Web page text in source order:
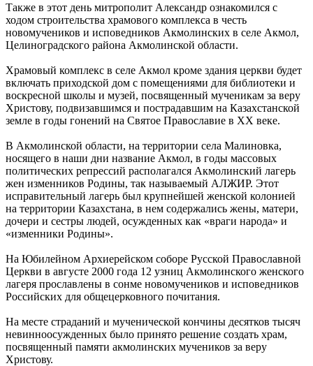
Также в этот день митрополит Александр ознакомился с
ходом строительства храмового комплекса в честь
новомучеников и исповедников Акмолинских в селе Акмол,
Целиноградского района Акмолинской области.
Храмовый комплекс в селе Акмол кроме здания церкви будет
включать приходской дом с помещениями для библиотеки и
воскресной школы и музей, посвященный мученикам за веру
Христову, подвизавшимся и пострадавшим на Казахстанской
земле в годы гонений на Святое Православие в ХХ веке.
В Акмолинской области, на территории села Малиновка,
носящего в наши дни название Акмол, в годы массовых
политических репрессий располагался Акмолинский лагерь
жен изменников Родины, так называемый АЛЖИР. Этот
исправительный лагерь был крупнейшей женской колонией
на территории Казахстана, в нем содержались жены, матери,
дочери и сестры людей, осужденных как «враги народа» и
«изменники Родины».
На Юбилейном Архиерейском соборе Русской Православной
Церкви в августе 2000 года 12 узниц Акмолинского женского
лагеря прославлены в сонме новомучеников и исповедников
Российских для общецерковного почитания.
На месте страданий и мученической кончины десятков тысяч
невинноосужденных было принято решение создать храм,
посвященный памяти акмолинских мучеников за веру
Христову.